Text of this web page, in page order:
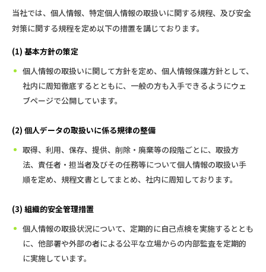
当社では、個人情報、特定個人情報の取扱いに関する規程、及び安全
対策に関する規程を定め以下の措置を講じております。
(1) 基本方針の策定
個人情報の取扱いに関して方針を定め、個人情報保護方針として、
社内に周知徹底するとともに、一般の方も入手できるようにウェ
ブページで公開しています。
(2) 個人データの取扱いに係る規律の整備
取得、利用、保存、提供、削除・廃棄等の段階ごとに、取扱方
法、責任者・担当者及びその任務等について個人情報の取扱い手
順を定め、規程文書としてまとめ、社内に周知しております。
(3) 組織的安全管理措置
個人情報の取扱状況について、定期的に自己点検を実施するととも
に、他部署や外部の者による公平な立場からの内部監査を定期的
に実施しています。